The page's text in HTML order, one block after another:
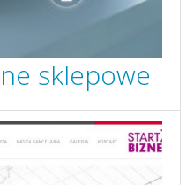
sklepowe